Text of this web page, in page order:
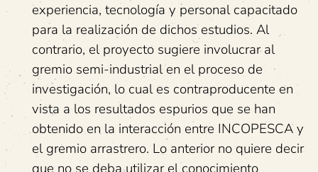
experiencia, tecnología y personal capacitado
para la realización de dichos estudios. Al
contrario, el proyecto sugiere involucrar al
gremio semi-industrial en el proceso de
investigación, lo cual es contraproducente en
vista a los resultados espurios que se han
obtenido en la interacción entre INCOPESCA y
el gremio arrastrero. Lo anterior no quiere decir